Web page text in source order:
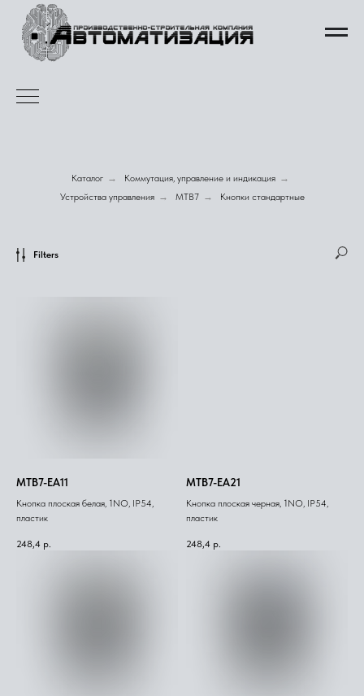
Каталог → Коммутация, управление и индикация →
Устройства управления → MTB7 → Кнопки стандартные
Filters
MTB7-EA11
Кнопка плоская белая, 1NO, IP54,
пластик
248,4 р.
MTB7-EA21
Кнопка плоская черная, 1NO, IP54,
пластик
248,4 р.